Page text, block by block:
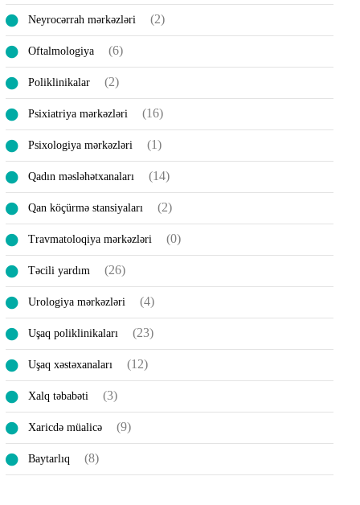
Neyrocərrah mərkəzləri (2)
Oftalmologiya (6)
Poliklinikalar (2)
Psixiatriya mərkəzləri (16)
Psixologiya mərkəzləri (1)
Qadın məsləhətxanaları (14)
Qan köçürmə stansiyaları (2)
Travmatoloqiya mərkəzləri (0)
Təcili yardım (26)
Urologiya mərkəzləri (4)
Uşaq poliklinikaları (23)
Uşaq xəstəxanaları (12)
Xalq təbabəti (3)
Xaricdə müalicə (9)
Вaytarlıq (8)